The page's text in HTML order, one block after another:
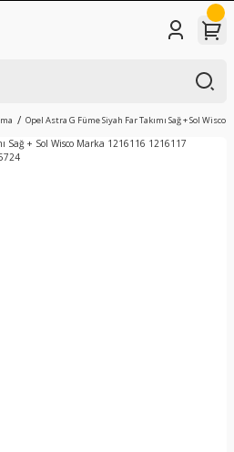
Opel Astra G Füme Siyah Far Takımı Sağ + Sol Wisco